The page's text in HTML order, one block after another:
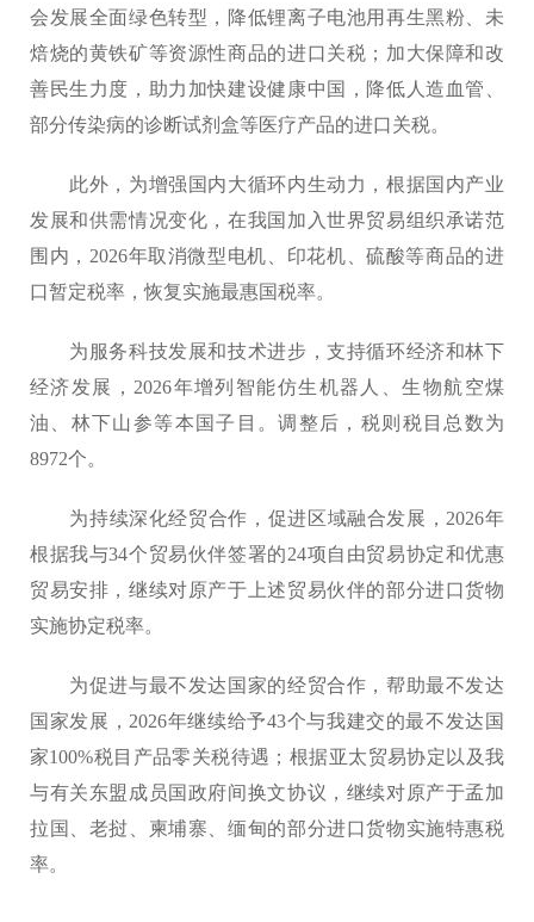
会发展全面绿色转型，降低锂离子电池用再生黑粉、未
焙烧的黄铁矿等资源性商品的进口关税；加大保障和改
善民生力度，助力加快建设健康中国，降低人造血管、
部分传染病的诊断试剂盒等医疗产品的进口关税。
此外，为增强国内大循环内生动力，根据国内产业
发展和供需情况变化，在我国加入世界贸易组织承诺范
围内，2026年取消微型电机、印花机、硫酸等商品的进
口暂定税率，恢复实施最惠国税率。
为服务科技发展和技术进步，支持循环经济和林下
经济发展，2026年增列智能仿生机器人、生物航空煤
油、林下山参等本国子目。调整后，税则税目总数为
8972个。
为持续深化经贸合作，促进区域融合发展，2026年
根据我与34个贸易伙伴签署的24项自由贸易协定和优惠
贸易安排，继续对原产于上述贸易伙伴的部分进口货物
实施协定税率。
为促进与最不发达国家的经贸合作，帮助最不发达
国家发展，2026年继续给予43个与我建交的最不发达国
家100%税目产品零关税待遇；根据亚太贸易协定以及我
与有关东盟成员国政府间换文协议，继续对原产于孟加
拉国、老挝、柬埔寨、缅甸的部分进口货物实施特惠税
率。